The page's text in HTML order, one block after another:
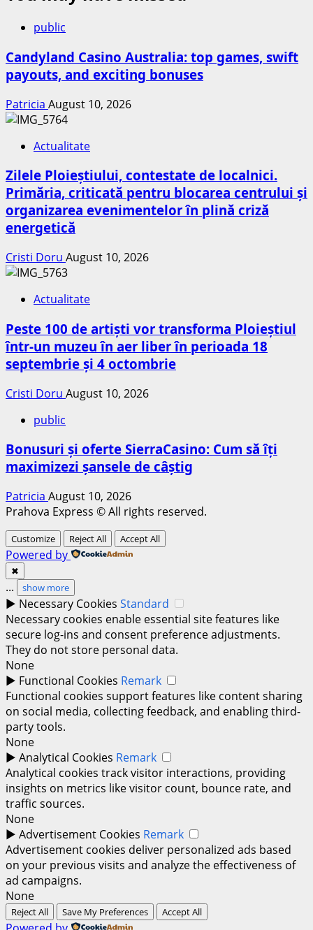
public
Candyland Casino Australia: top games, swift
payouts, and exciting bonuses
Patricia August 10, 2026
Actualitate
Zilele Ploieștiului, contestate de localnici.
Primăria, criticată pentru blocarea centrului și
organizarea evenimentelor în plină criză
energetică
Cristi Doru August 10, 2026
Actualitate
Peste 100 de artiști vor transforma Ploieștiul
într-un muzeu în aer liber în perioada 18
septembrie și 4 octombrie
Cristi Doru August 10, 2026
public
Bonusuri și oferte SierraCasino: Cum să îți
maximizezi șansele de câștig
Patricia August 10, 2026
Prahova Express © All rights reserved.
Customize Reject All Accept All
Powered by
✖
... show more
► Necessary Cookies Standard
Necessary cookies enable essential site features like
secure log-ins and consent preference adjustments.
They do not store personal data.
None
► Functional Cookies Remark
Functional cookies support features like content sharing
on social media, collecting feedback, and enabling third-
party tools.
None
► Analytical Cookies Remark
Analytical cookies track visitor interactions, providing
insights on metrics like visitor count, bounce rate, and
traffic sources.
None
► Advertisement Cookies Remark
Advertisement cookies deliver personalized ads based
on your previous visits and analyze the effectiveness of
ad campaigns.
None
Reject All Save My Preferences Accept All